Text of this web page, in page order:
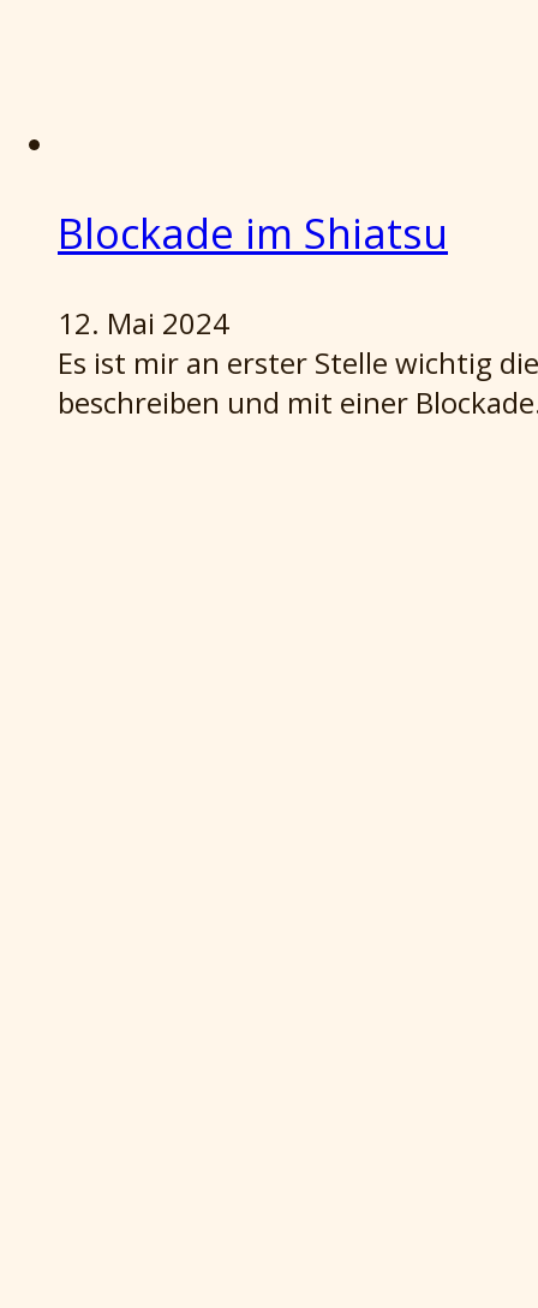
Blockade im Shiatsu
12. Mai 2024
Es ist mir an erster Stelle wichtig
beschreiben und mit einer